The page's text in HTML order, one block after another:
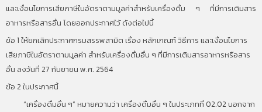
และเงื่อนไขการเสียภาษีในอัตราตามมูลค่าสำหรับเครื่องดื่ม ๆ ที่มีการเติมสาร
อาหารหรือสารอื่น โดยออกประกาศไว้ ดังต่อไปนี้
ข้อ 1 ให้ยกเลิกประกาศกรมสรรพสามิต เรื่อง หลักเกณฑ์ วิธีการ และเงื่อนไขการ
เสียภาษีในอัตราตามมูลค่า สำหรับเครื่องดื่มอื่น ๆ ที่มีการเติมสารอาหารหรือสาร
อื่น ลงวันที่ 27 กันยายน พ.ศ. 2564
ข้อ 2 ในประกาศนี้
“เครื่องดื่มอื่น ๆ” หมายความว่า เครื่องดื่มอื่น ๆ ในประเภทที่ 02.02 นอกจาก